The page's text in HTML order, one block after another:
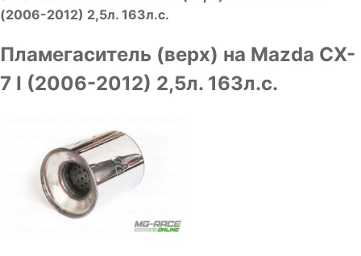
(2006-2012) 2,5л. 163л.с.
Пламегаситель (верх) на Mazda CX-
7 I (2006-2012) 2,5л. 163л.с.